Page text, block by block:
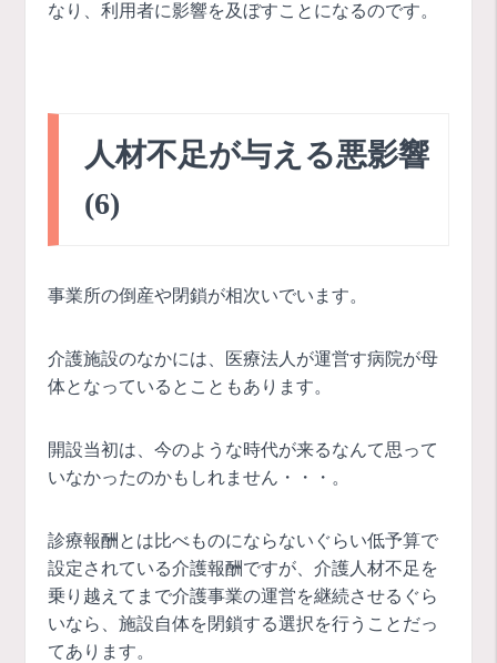
なり、利用者に影響を及ぼすことになるのです。
人材不足が与える悪影響
(6)
事業所の倒産や閉鎖が相次いでいます。
介護施設のなかには、医療法人が運営す病院が母
体となっているとこともあります。
開設当初は、今のような時代が来るなんて思って
いなかったのかもしれません・・・。
診療報酬とは比べものにならないぐらい低予算で
設定されている介護報酬ですが、介護人材不足を
乗り越えてまで介護事業の運営を継続させるぐら
いなら、施設自体を閉鎖する選択を行うことだっ
てあります。